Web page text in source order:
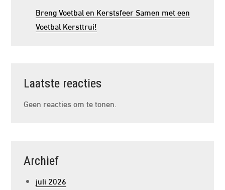
Breng Voetbal en Kerstsfeer Samen met een
Voetbal Kersttrui!
Laatste reacties
Geen reacties om te tonen.
Archief
juli 2026